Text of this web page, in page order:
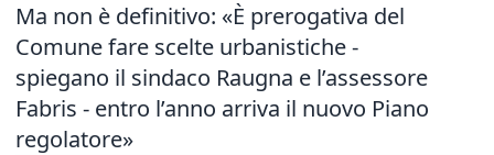
Ma non è definitivo: «È prerogativa del
Comune fare scelte urbanistiche -
spiegano il sindaco Raugna e l’assessore
Fabris - entro l’anno arriva il nuovo Piano
regolatore»